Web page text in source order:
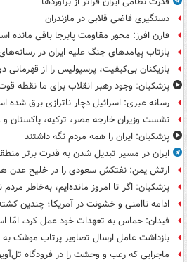
دستگیری قاضی قلابی در مازندران
فارن افرز: محور مقاومت پابرجا باقی مانده
بازتاب پیامدهای جنگ علیه ایران در
بازیکنان بی‌کیفیت، پرسپولیس را از قهرمانی
پزشکیان: وجود رهبر انقلاب برای ما نقطه
رسانه عبری: اسرائیل دچار ناترازی برق شده
نشست وزیران خارجه مصر، ترکیه، پاکستان و
پزشکیان: ایران را همه مردم نگه داشتند
ایران در مسیر تبدیل شدن به قدرت برتر
ارتش یمن: نفتکش سعودی را در خلیج عدن
پزشکیان: اگر تا امروز مانده‌ایم، به‌خاطر
ادامه ناامنی و خشونت در آمریکا؛ چندین
فیدان: حماس به تعهدات خود عمل کرد، امّا
بازداشت عامل ارسال تصاویر پرتاب موشک به
ماجرایی که رعب و وحشت را در فرودگاه